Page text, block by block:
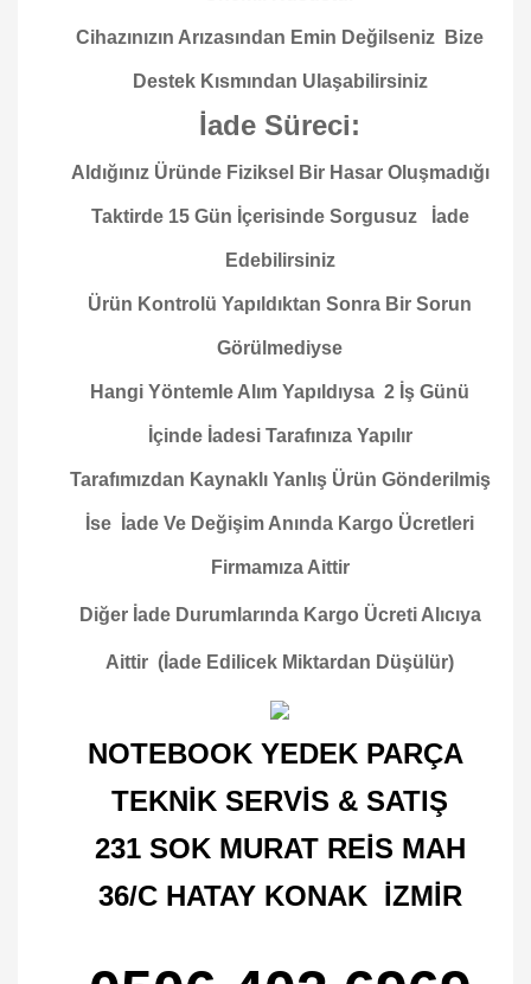
Cihazınızın Arızasından Emin Değilseniz Bize
Destek Kısmından Ulaşabilirsiniz
İade Süreci:
Aldığınız Üründe Fiziksel Bir Hasar Oluşmadığı
Taktirde 15 Gün İçerisinde Sorgusuz İade
Edebilirsiniz
Ürün Kontrolü Yapıldıktan Sonra Bir Sorun
Görülmediyse
Hangi Yöntemle Alım Yapıldıysa 2 İş Günü
İçinde İadesi Tarafınıza Yapılır
Tarafımızdan Kaynaklı Yanlış Ürün Gönderilmiş
İse İade Ve Değişim Anında Kargo Ücretleri
Firmamıza Aittir
Diğer İade Durumlarında Kargo Ücreti Alıcıya
Aittir (İade Edilicek Miktardan Düşülür)
NOTEBOOK YEDEK PARÇA
TEKNİK SERVİS & SATIŞ
231 SOK MURAT REİS MAH
36/C HATAY KONAK İZMİR